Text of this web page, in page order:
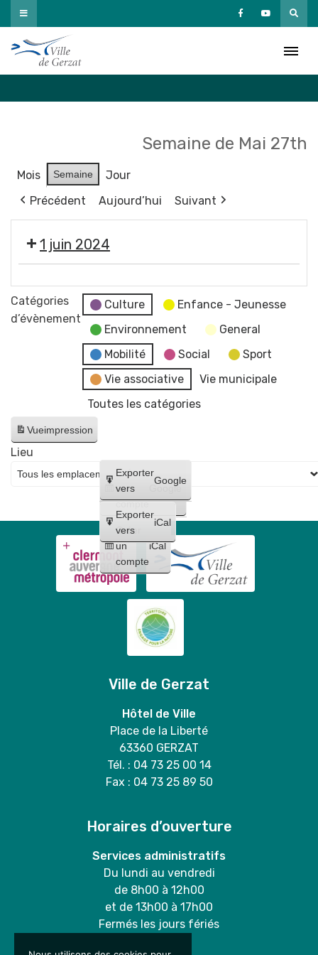
Passer
au
contenu
Semaine de Mai 27th
Mois Semaine
Jour
Précédent
Aujourd’hui Suivant
1 juin 2024
vide-
dressing
Catégories
d’évènement
Culture
Enfance - Jeunesse
Environnement
General
Mobilité
Social
Sport
Vie associative
Vie municipale
Toutes les catégories
Vueimpression
Créer
un
compte
Google
Créer
un
compte
iCal
Exporter
vers
Google
Exporter
vers
iCal
Lieu
Ville de Gerzat
Hôtel de Ville
Place de la Liberté
63360 GERZAT
Tél. : 04 73 25 00 14
Fax : 04 73 25 89 50
Horaires d’ouverture
Services administratifs
Du lundi au vendredi
de 8h00 à 12h00
et de 13h00 à 17h00
Fermés les jours fériés